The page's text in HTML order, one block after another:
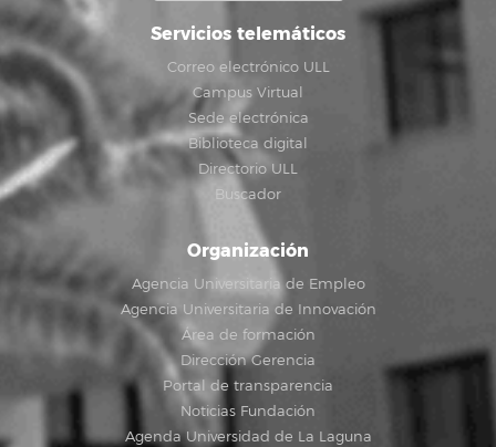
Servicios telemáticos
Correo electrónico ULL
Campus Virtual
Sede electrónica
Biblioteca digital
Directorio ULL
Buscador
Organización
Agencia Universitaria de Empleo
Agencia Universitaria de Innovación
Área de formación
Dirección Gerencia
Portal de transparencia
Noticias Fundación
Agenda Universidad de La Laguna